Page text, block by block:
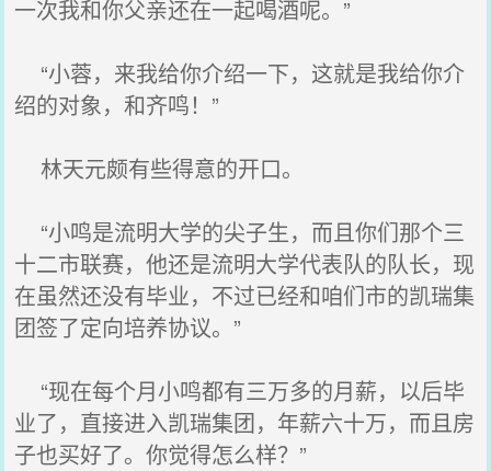
一次我和你父亲还在一起喝酒呢。”
“小蓉，来我给你介绍一下，这就是我给你介
绍的对象，和齐鸣！”
林天元颇有些得意的开口。
“小鸣是流明大学的尖子生，而且你们那个三
十二市联赛，他还是流明大学代表队的队长，现
在虽然还没有毕业，不过已经和咱们市的凯瑞集
团签了定向培养协议。”
“现在每个月小鸣都有三万多的月薪，以后毕
业了，直接进入凯瑞集团，年薪六十万，而且房
子也买好了。你觉得怎么样？”